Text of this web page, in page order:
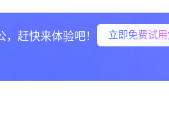
赶快来体验吧！ 立即免费试用